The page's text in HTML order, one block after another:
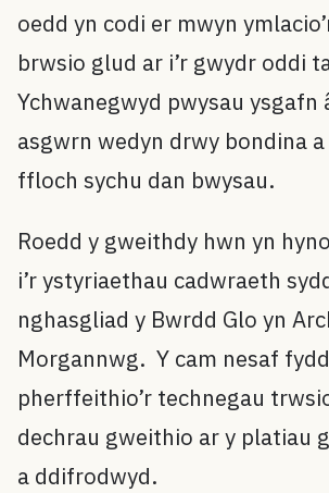
oedd yn codi er mwyn
brwsio glud ar i’r gwydr oddi
Ychwanegwyd pwysau ysgafn
asgwrn wedyn drwy bondina a
ffloch sychu dan bwysau.
Roedd y gweithdy hwn yn
i’r ystyriaethau cadwraeth
nghasgliad y Bwrdd Glo yn
Morgannwg. Y cam nesaf
pherffeithio’r technegau
dechrau gweithio ar y platiau
a ddifrodwyd.